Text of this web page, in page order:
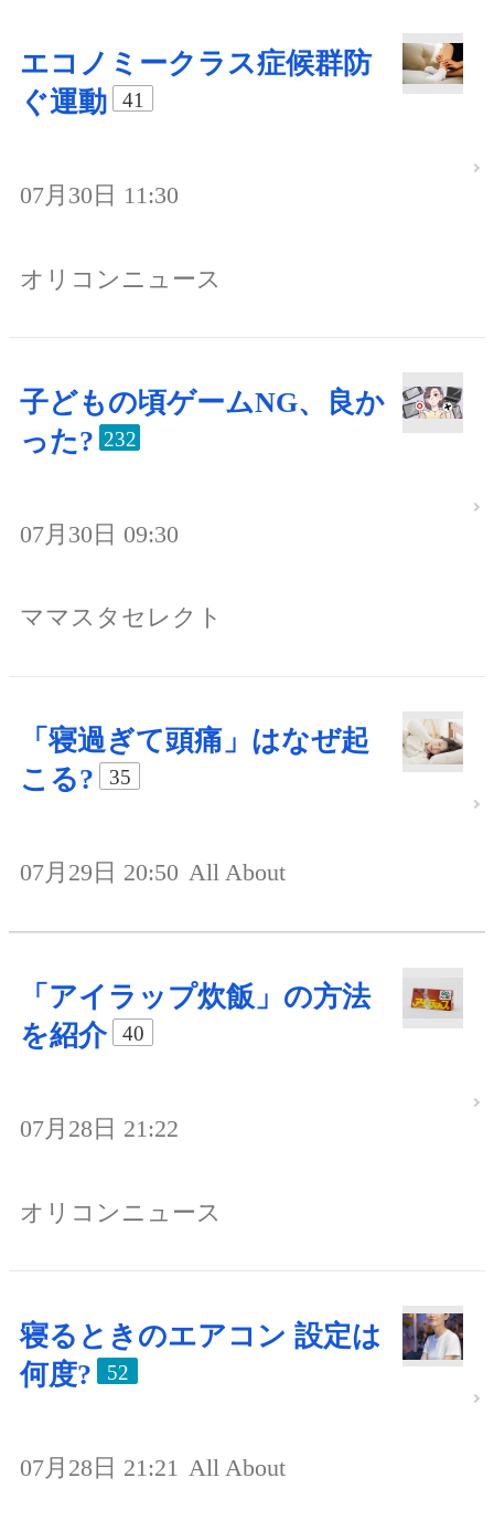
エコノミークラス症候群防
ぐ運動
41
07月30日 11:30
オリコンニュース
子どもの頃ゲームNG、良か
った? 232
07月30日 09:30
ママスタセレクト
「寝過ぎて頭痛」はなぜ起
こる?
35
07月29日 20:50 All About
「アイラップ炊飯」の方法
を紹介
40
07月28日 21:22
オリコンニュース
寝るときのエアコン 設定は
何度?
52
07月28日 21:21 All About